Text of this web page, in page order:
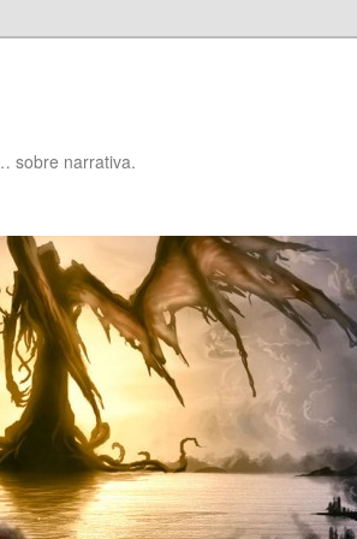
sobre narrativa.